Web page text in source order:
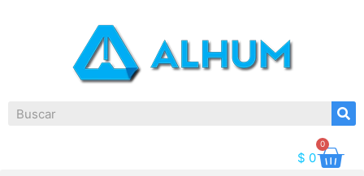
$ 0
0